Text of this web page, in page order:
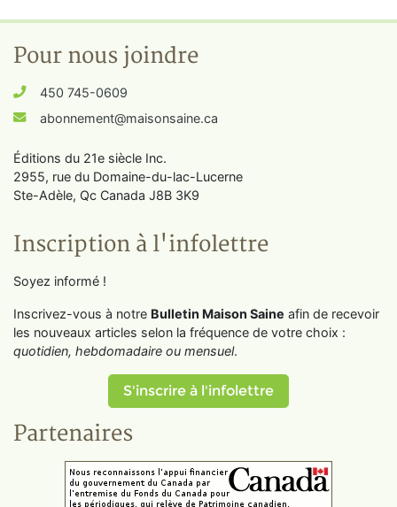
Pour nous joindre
450 745-0609
abonnement@maisonsaine.ca
Éditions du 21e siècle Inc.
2955, rue du Domaine-du-lac-Lucerne
Ste-Adèle, Qc Canada J8B 3K9
Inscription à l'infolettre
Soyez informé !
Inscrivez-vous à notre Bulletin Maison Saine afin de recevoir
les nouveaux articles selon la fréquence de votre choix :
quotidien, hebdomadaire ou mensuel.
S'inscrire à l'infolettre
Partenaires